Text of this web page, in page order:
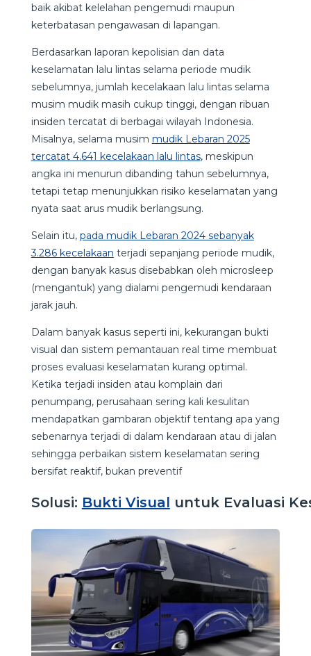
baik akibat kelelahan pengemudi maupun
keterbatasan pengawasan di lapangan.
Berdasarkan laporan kepolisian dan data
keselamatan lalu lintas selama periode mudik
sebelumnya, jumlah kecelakaan lalu lintas selama
musim mudik masih cukup tinggi, dengan ribuan
insiden tercatat di berbagai wilayah Indonesia.
Misalnya, selama musim mudik Lebaran 2025
tercatat 4.641 kecelakaan lalu lintas, meskipun
angka ini menurun dibanding tahun sebelumnya,
tetapi tetap menunjukkan risiko keselamatan yang
nyata saat arus mudik berlangsung.
Selain itu, pada mudik Lebaran 2024 sebanyak
3.286 kecelakaan terjadi sepanjang periode mudik,
dengan banyak kasus disebabkan oleh microsleep
(mengantuk) yang dialami pengemudi kendaraan
jarak jauh.
Dalam banyak kasus seperti ini, kekurangan bukti
visual dan sistem pemantauan real time membuat
proses evaluasi keselamatan kurang optimal.
Ketika terjadi insiden atau komplain dari
penumpang, perusahaan sering kali kesulitan
mendapatkan gambaran objektif tentang apa yang
sebenarnya terjadi di dalam kendaraan atau di jalan
sehingga perbaikan sistem keselamatan sering
bersifat reaktif, bukan preventif
Solusi: Bukti Visual untuk Evaluasi